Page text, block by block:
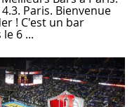
Paris. Bienvenue
! C'est un bar
6 ...